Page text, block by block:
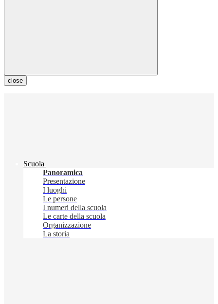
close
Scuola
Panoramica
Presentazione
I luoghi
Le persone
I numeri della scuola
Le carte della scuola
Organizzazione
La storia